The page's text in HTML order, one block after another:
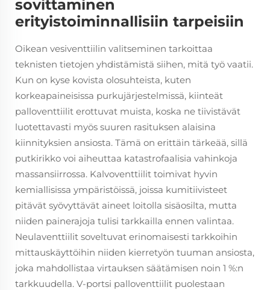
sovittaminen
erityistoiminnallisiin tarpeisiin
Oikean vesiventtiilin valitseminen tarkoittaa
teknisten tietojen yhdistämistä siihen, mitä työ vaatii.
Kun on kyse kovista olosuhteista, kuten
korkeapaineisissa purkujärjestelmissä, kiinteät
palloventtiilit erottuvat muista, koska ne tiivistävät
luotettavasti myös suuren rasituksen alaisina
kiinnityksien ansiosta. Tämä on erittäin tärkeää, sillä
putkirikko voi aiheuttaa katastrofaalisia vahinkoja
massansiirrossa. Kalvoventtiilit toimivat hyvin
kemiallisissa ympäristöissä, joissa kumitiivisteet
pitävät syövyttävät aineet loitolla sisäosilta, mutta
niiden painerajoja tulisi tarkkailla ennen valintaa.
Neulaventtiilit soveltuvat erinomaisesti tarkkoihin
mittauskäyttöihin niiden kierretyön tuuman ansiosta,
joka mahdollistaa virtauksen säätämisen noin 1 %:n
tarkkuudella. V-portsi palloventtiilit puolestaan